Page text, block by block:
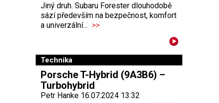
Jiný druh. Subaru Forester dlouhodobě
sází především na bezpečnost, komfort
a univerzální... >>
Technika
Porsche T-Hybrid (9A3B6) –
Turbohybrid
Petr Hanke 16.07.2024 13:32